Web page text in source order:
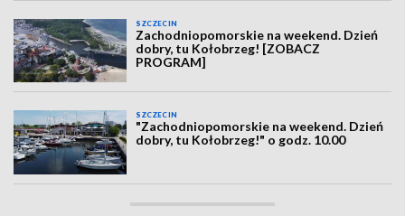
SZCZECIN
Zachodniopomorskie na weekend. Dzień
dobry, tu Kołobrzeg! [ZOBACZ
PROGRAM]
SZCZECIN
"Zachodniopomorskie na weekend. Dzień
dobry, tu Kołobrzeg!" o godz. 10.00